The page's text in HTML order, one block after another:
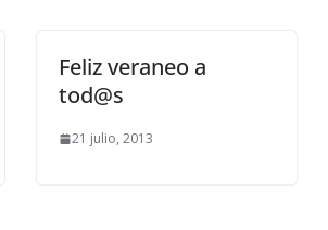
Feliz veraneo a
tod@s
21 julio, 2013